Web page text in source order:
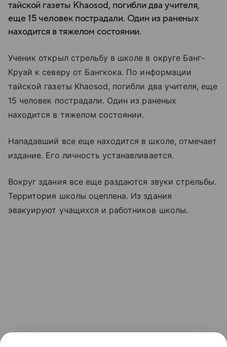
тайской газеты Khaosod, погибли два учителя,
еще 15 человек пострадали. Один из раненых
находится в тяжелом состоянии.
Ученик открыл стрельбу в школе в округе Банг-
Круай к северу от Бангкока. По информации
тайской газеты Khaosod, погибли два учителя, еще
15 человек пострадали. Один из раненых
находится в тяжелом состоянии.
Нападавший все еще находится в школе, отмечает
издание. Его личность устанавливается.
Вокруг здания все еще раздаются звуки стрельбы.
Территория школы оцеплена. Из здания
эвакуируют учащихся и работников школы.